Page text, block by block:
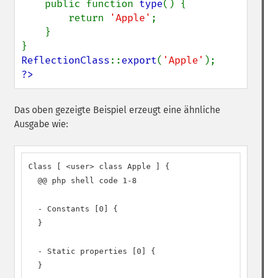
    public function
type() {
        return
'Apple' ;
ReflectionClass::export( 'Apple'
?>
Das oben gezeigte Beispiel erzeugt eine ähnliche
Ausgabe wie:
Class [ <user> class Apple ] {
  @@ php shell code 1-8
  - Constants [0] {
  }
  - Static properties [0] {
  }